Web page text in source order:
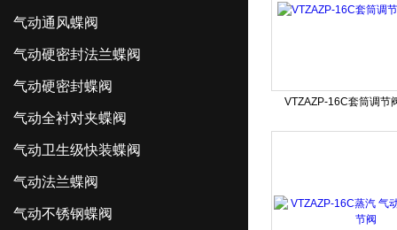
气动通风蝶阀
气动硬密封法兰蝶阀
气动硬密封蝶阀
气动全衬对夹蝶阀
气动卫生级快装蝶阀
气动法兰蝶阀
气动不锈钢蝶阀
VTZAZP-16C套筒调节